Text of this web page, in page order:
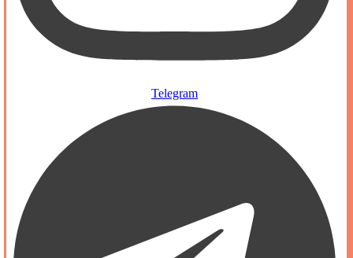
Telegram